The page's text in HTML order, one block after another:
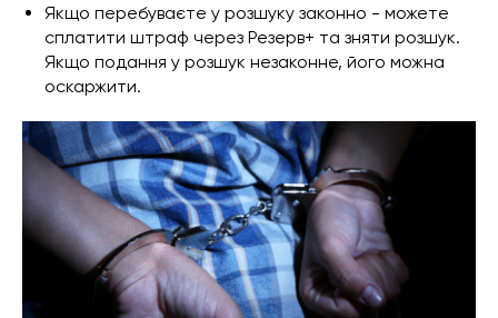
Якщо перебуваєте у розшуку законно - можете
сплатити штраф через Резерв+ та зняти розшук.
Якщо подання у розшук незаконне, його можна
оскаржити.